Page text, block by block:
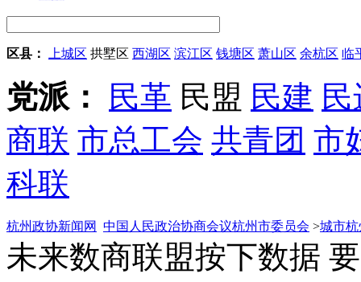
区县： 上城区 拱墅区 西湖区 滨江区 钱塘区 萧山区 余杭区 临
党派： 民革 民盟 民建
商联 市总工会 共青团 市
科联
杭州政协新闻网 中国人民政治协商会议杭州市委员会 >城市杭
未来数商联盟按下数据